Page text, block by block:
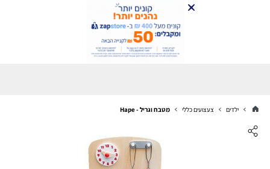
ילדים צעצועים כללי מטבח וגריל - Hape